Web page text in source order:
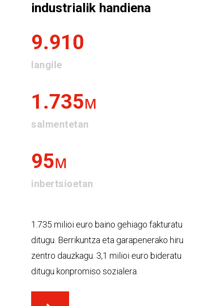
industrialik handiena
9.910
langile
1.735M
salmentetan
95M
inbertsioetan
1.735 milioi euro baino gehiago fakturatu
ditugu. Berrikuntza eta garapenerako hiru
zentro dauzkagu. 3,1 milioi euro bideratu
ditugu konpromiso sozialera.